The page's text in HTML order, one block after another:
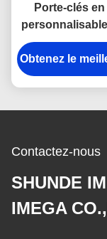
Porte-clés
épaisseur 2-
Obtenez le
Contactez-nous
SHUNDE
IMEGA